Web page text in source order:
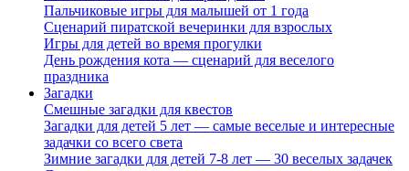
Пальчиковые игры для малышей от 1 года
Сценарий пиратской вечеринки для взрослых
Игры для детей во время прогулки
День рождения кота — сценарий для веселого
праздника
Загадки
Смешные загадки для квестов
Загадки для детей 5 лет — самые веселые и интересные
задачки со всего света
Зимние загадки для детей 7-8 лет — 30 веселых задачек